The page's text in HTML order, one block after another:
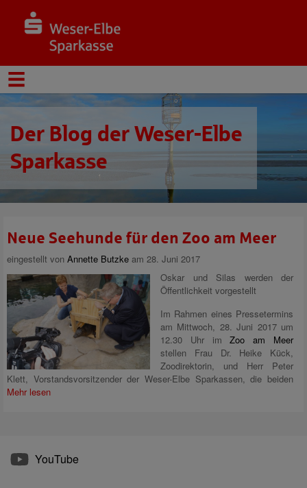
Der Blog der Weser-Elbe
Sparkasse
Neue Seehunde für den Zoo am Meer
eingestellt von Annette Butzke am 28. Juni 2017
Oskar und Silas werden der
Öffentlichkeit vorgestellt
Im Rahmen eines Pressetermins
am Mittwoch, 28. Juni 2017 um
12.30 Uhr imZoo am Meer
stellen Frau Dr. Heike Kück,
Zoodirektorin, und Herr Peter
Klett, Vorstandsvorsitzender der Weser-Elbe Sparkassen, die beiden
Mehr lesen
YouTube